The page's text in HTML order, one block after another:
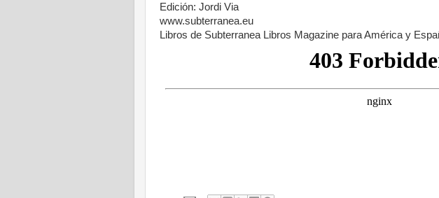
Edición: Jordi Via
www.subterranea.eu
Libros de Subterranea Libros Magazine para América y